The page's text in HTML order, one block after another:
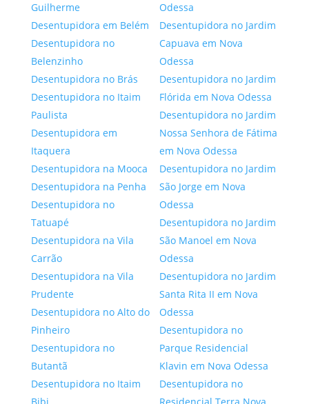
Guilherme
Desentupidora em Belém
Desentupidora no
Belenzinho
Desentupidora no Brás
Desentupidora no Itaim
Paulista
Desentupidora em
Itaquera
Desentupidora na Mooca
Desentupidora na Penha
Desentupidora no
Tatuapé
Desentupidora na Vila
Carrão
Desentupidora na Vila
Prudente
Desentupidora no Alto do
Pinheiro
Desentupidora no
Butantã
Desentupidora no Itaim
Odessa
Desentupidora no Jardim
Capuava em Nova
Odessa
Desentupidora no Jardim
Flórida em Nova Odessa
Desentupidora no Jardim
Nossa Senhora de Fátima
em Nova Odessa
Desentupidora no Jardim
São Jorge em Nova
Odessa
Desentupidora no Jardim
São Manoel em Nova
Odessa
Desentupidora no Jardim
Santa Rita II em Nova
Odessa
Desentupidora no
Parque Residencial
Klavin em Nova Odessa
Desentupidora no